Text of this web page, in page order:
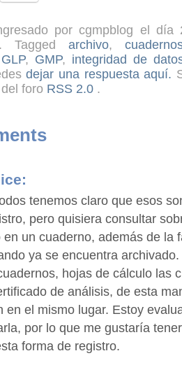
por cgmpblog el
Taggedarchivo,
GLP, GMP, integridad de
dejar una respuesta aquí.
foro RSS 2.0.
tenemos claro que esos
pero quisiera consultar
en un cuaderno, además de la
ya se encuentra
hojas de cálculo las
de análisis, de esta
en el mismo lugar. Estoy
por lo que me gustaría
forma de registro.